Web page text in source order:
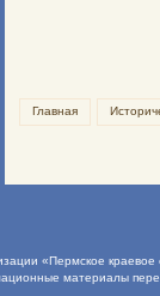
Главная
«Пермское
материалы